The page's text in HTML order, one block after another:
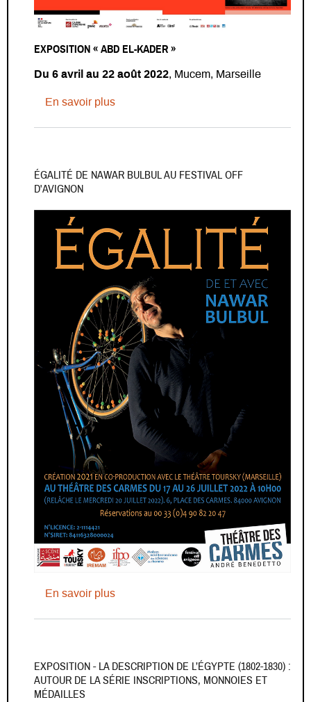
EXPOSITION « ABD EL-KADER »
Du 6 avril au 22 août 2022, Mucem, Marseille
En savoir plussur Exposition « Abd el-Kader »
ÉGALITÉ DE NAWAR BULBUL AU FESTIVAL OFF
D'AVIGNON
En savoir plussur ÉGALITÉ de Nawar Bulbul au
EXPOSITION - LA DESCRIPTION DE L’ÉGYPTE (1802-1830) :
AUTOUR DE LA SÉRIE INSCRIPTIONS, MONNOIES ET
MÉDAILLES